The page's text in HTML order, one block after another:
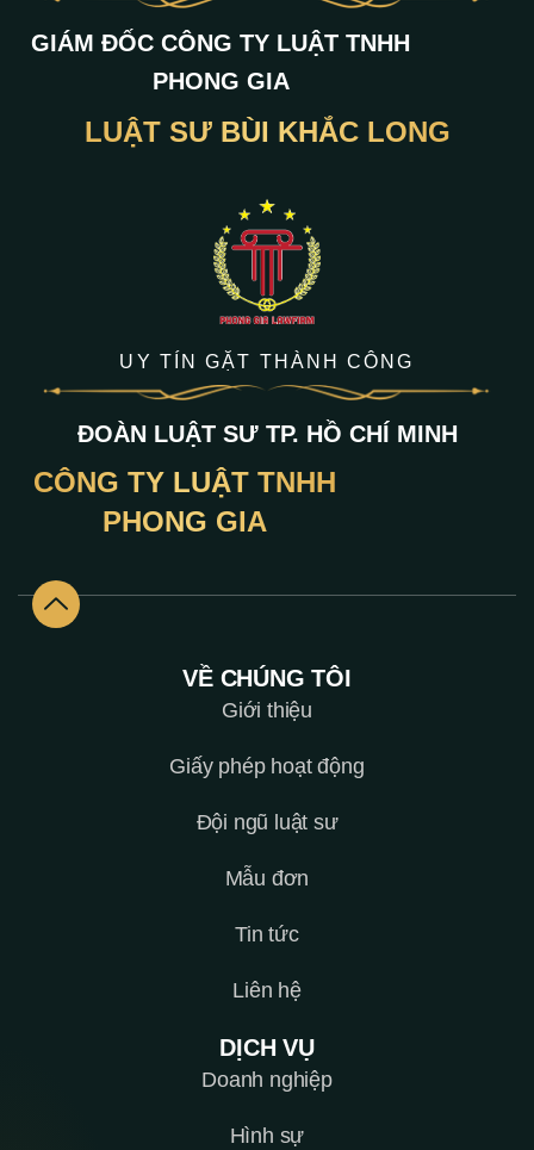
GIÁM ĐỐC CÔNG TY LUẬT TNHH
PHONG GIA
LUẬT SƯ BÙI KHẮC LONG
UY TÍN GẶT THÀNH CÔNG
ĐOÀN LUẬT SƯ TP. HỒ CHÍ MINH
CÔNG TY LUẬT TNHH
PHONG GIA
VỀ CHÚNG TÔI
Giới thiệu
Giấy phép hoạt động
Đội ngũ luật sư
Mẫu đơn
Tin tức
Liên hệ
DỊCH VỤ
Doanh nghiệp
Hình sự